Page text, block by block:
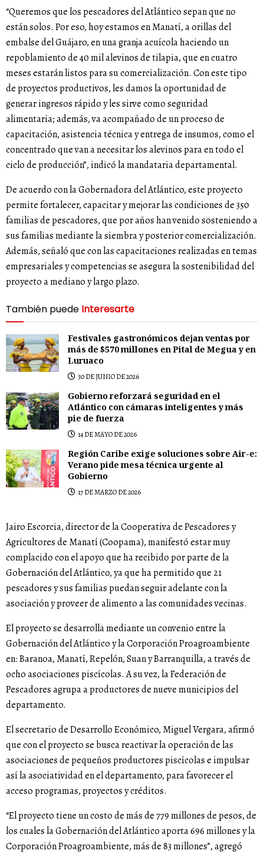
“Queremos que los pescadores del Atlántico sepan que no
están solos. Por eso, hoy estamos en Manatí, a orillas del
embalse del Guájaro, en una granja acuícola haciendo un
repoblamiento de 40 mil alevinos de tilapia, que en cuatro
meses estarán listos para su comercialización. Con este tipo
de proyectos productivos, les damos la oportunidad de
generar ingresos rápido y les sirve como seguridad
alimentaria; además, va acompañado de un proceso de
capacitación, asistencia técnica y entrega de insumos, como el
concentrado que van a necesitar los alevinos para en todo el
ciclo de producción”, indicó la mandataria departamental.
De acuerdo con la Gobernadora del Atlántico, este proyecto
permite fortalecer, capacitar y mejorar las condiciones de 350
familias de pescadores, que por años han venido sosteniendo a
sus familias mediante la siembra y posterior comercialización.
Además, señaló que con las capacitaciones realizadas en temas
empresariales y competencias se asegura la sostenibilidad del
proyecto a mediano y largo plazo.
También puede Interesarte
Festivales gastronómicos dejan ventas por
más de $570 millones en Pital de Megua y en
Luruaco
30 DE JUNIO DE 2026
Gobierno reforzará seguridad en el
Atlántico con cámaras inteligentes y más
pie de fuerza
14 DE MAYO DE 2026
Región Caribe exige soluciones sobre Air-e:
Verano pide mesa técnica urgente al
Gobierno
17 DE MARZO DE 2026
Jairo Escorcia, director de la Cooperativa de Pescadores y
Agricultores de Manatí (Coopama), manifestó estar muy
complacido con el apoyo que ha recibido por parte de la
Gobernación del Atlántico, ya que ha permitido que 21
pescadores y sus familias puedan seguir adelante con la
asociación y proveer de alimento a las comunidades vecinas.
El proyecto se desarrolla mediante un convenio entre la
Gobernación del Atlántico y la Corporación Proagroambiente
en: Baranoa, Manatí, Repelón, Suan y Barranquilla, a través de
ocho asociaciones piscícolas. A su vez, la Federación de
Pescadores agrupa a productores de nueve municipios del
departamento.
El secretario de Desarrollo Económico, Miguel Vergara, afirmó
que con el proyecto se busca reactivar la operación de las
asociaciones de pequeños productores piscícolas e impulsar
así la asociatividad en el departamento, para favorecer el
acceso programas, proyectos y créditos.
“El proyecto tiene un costo de más de 779 millones de pesos, de
los cuales la Gobernación del Atlántico aporta 696 millones y la
Corporación Proagroambiente, más de 83 millones”, agregó